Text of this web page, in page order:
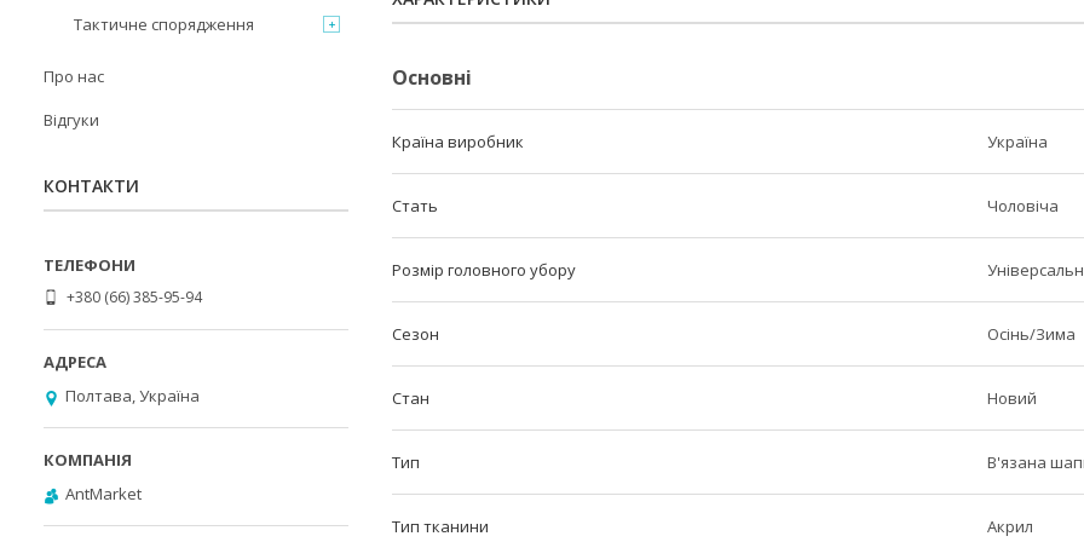
Основні
Країна виробник Україна
Стать Чоловіча
Розмір головного убору
Сезон Осінь/Зима
Стан Новий
Тип В'язана
Тип тканини Акрил
Тактичне спорядження
Про нас
Відгуки
КОНТАКТИ
+380 (66) 385-95-94
Полтава, Україна
AntMarket